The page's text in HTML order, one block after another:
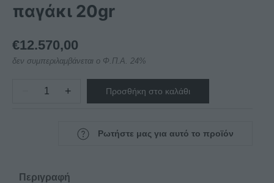
παγάκι 20gr
€12.570,00
δεν συμπεριλαμβάνεται ο Φ.Π.Α. 24%
ΠΑΓΟΜΗΧΑΝΗ
SCOTSMAN
+ Προσθήκη στο καλάθι
Ρωτήστε μας για αυτό το προϊόν
Περιγραφή